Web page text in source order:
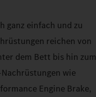
ganz einfach und zu
reichen von
dem Bett bis hin zum
wie
Engine Brake,